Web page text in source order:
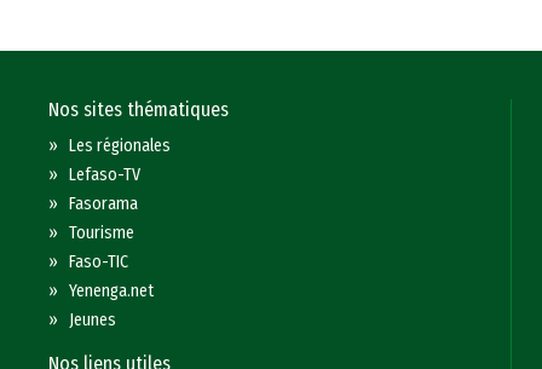
Nos sites thématiques
»Les régionales
»Lefaso-TV
»Fasorama
»Tourisme
»Faso-TIC
»Yenenga.net
» Jeunes
Nos liens utiles